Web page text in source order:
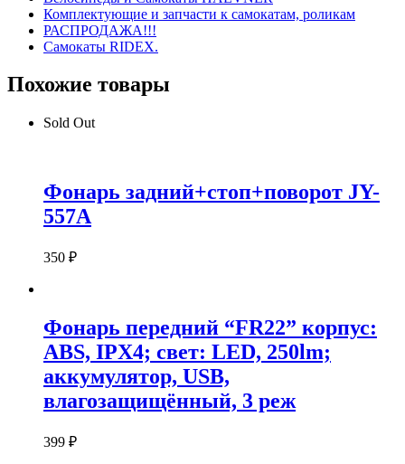
Комплектующие и запчасти к самокатам, роликам
РАСПРОДАЖА!!!
Самокаты RIDEX.
Похожие товары
Sold Out
Фонарь задний+стоп+поворот JY-
557А
350 ₽
Фонарь передний “FR22” корпус:
ABS, IPX4; свет: LED, 250lm;
аккумулятор, USB,
влагозащищённый, 3 реж
399 ₽